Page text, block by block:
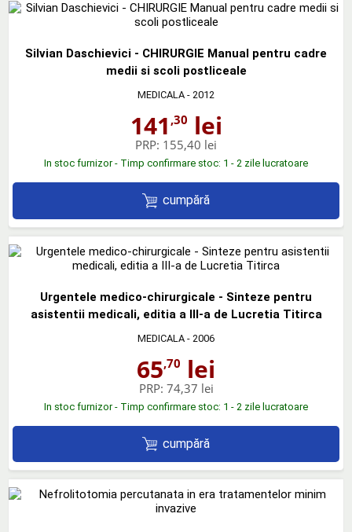
Silvian Daschievici - CHIRURGIE Manual pentru cadre
medii si scoli postliceale
MEDICALA - 2012
141 ,30 lei
PRP: 155,40 lei
In stoc furnizor - Timp confirmare stoc: 1 - 2 zile lucratoare
cumpără
Urgentele medico-chirurgicale - Sinteze pentru
asistentii medicali, editia a III-a de Lucretia Titirca
MEDICALA - 2006
65,70 lei
PRP: 74,37 lei
In stoc furnizor - Timp confirmare stoc: 1 - 2 zile lucratoare
cumpără